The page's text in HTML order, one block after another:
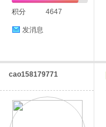
积分 4647
发消息
cao158179771